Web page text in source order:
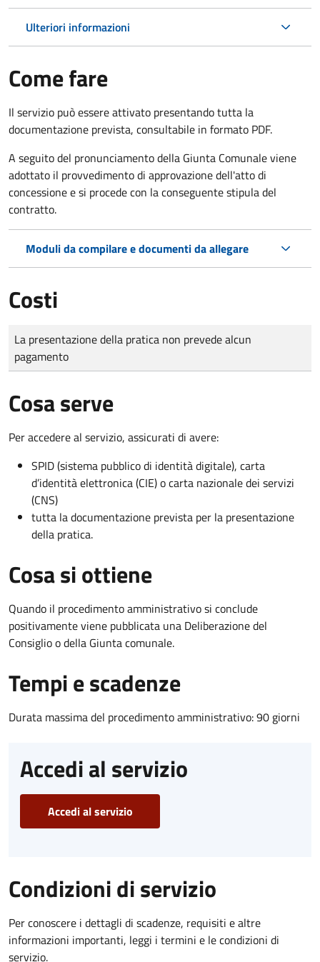
Ulteriori informazioni
Come fare
Il servizio può essere attivato presentando tutta la
documentazione prevista, consultabile in formato PDF.
A seguito del pronunciamento della Giunta Comunale viene
adottato il provvedimento di approvazione dell'atto di
concessione e si procede con la conseguente stipula del
contratto.
Moduli da compilare e documenti da allegare
Costi
Tipo di pagamento
Importo
La presentazione della pratica non prevede alcun
pagamento
Cosa serve
Per accedere al servizio, assicurati di avere:
SPID (sistema pubblico di identità digitale), carta
d’identità elettronica (CIE) o carta nazionale dei servizi
(CNS)
tutta la documentazione prevista per la presentazione
della pratica.
Cosa si ottiene
Quando il procedimento amministrativo si conclude
positivamente viene pubblicata una Deliberazione del
Consiglio o della Giunta comunale.
Tempi e scadenze
Durata massima del procedimento amministrativo: 90 giorni
Accedi al servizio
Accedi al servizio
Condizioni di servizio
Per conoscere i dettagli di scadenze, requisiti e altre
informazioni importanti, leggi i termini e le condizioni di
servizio.